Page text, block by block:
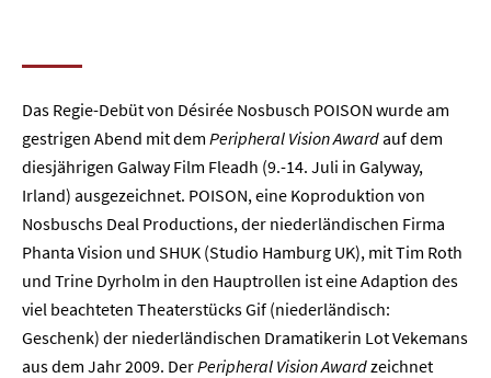
Das Regie-Debüt von Désirée Nosbusch POISON wurde am
gestrigen Abend mit dem Peripheral Vision Awardauf dem
diesjährigen Galway Film Fleadh (9.-14. Juli in Galyway,
Irland) ausgezeichnet. POISON, eine Koproduktion von
Nosbuschs Deal Productions, der niederländischen Firma
Phanta Vision und SHUK (Studio Hamburg UK), mit Tim Roth
und Trine Dyrholm in den Hauptrollen ist eine Adaption des
viel beachteten Theaterstücks Gif (niederländisch:
Geschenk) der niederländischen Dramatikerin Lot Vekemans
aus dem Jahr 2009. DerPeripheral Vision Awardzeichnet